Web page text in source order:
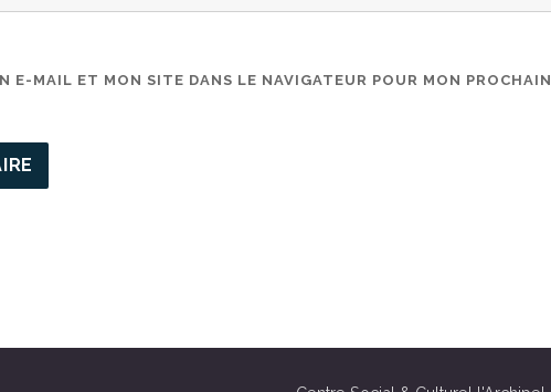
E-MAIL ET MON SITE DANS LE NAVIGATEUR POUR MON PROCHAIN